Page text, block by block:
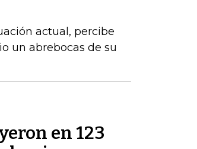
actual, percibe
un abrebocas de su
en 123